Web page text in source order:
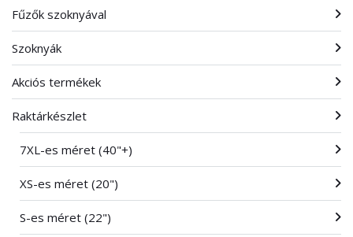
Fűzők szoknyával
Szoknyák
Akciós termékek
Raktárkészlet
7XL-es méret (40"+)
XS-es méret (20")
S-es méret (22")